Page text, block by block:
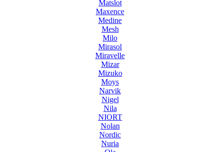
Matslot
Maxence
Medine
Mesh
Milo
Mirasol
Miravelle
Mizar
Mizuko
Moys
Narvik
Nigel
Nila
NIORT
Nolan
Nordic
Nuria